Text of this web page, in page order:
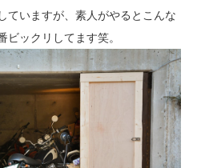
ていますが、素人がやるとこんな
ックリしてます笑。